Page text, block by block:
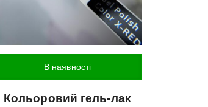
В наявності
Кольоровий гель-лак